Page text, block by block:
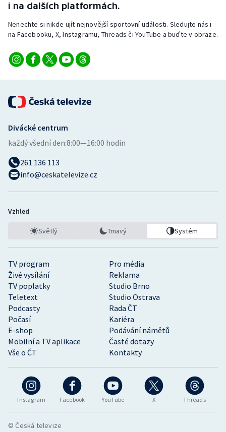
Triatlon
Veslování
Vodní slalom
Ostatní
i na dalších platformách.
Nenechte si nikde ujít nejnovější sportovní události. Sledujte nás i
na Facebooku, X, Instagramu, Threads či YouTube a buďte v obraze.
Instagram Facebook YouTube X Threads
TV program
Pro média
Živé vysílání
Reklama
TV poplatky
Studio Brno
Teletext
Studio Ostrava
Podcasty
Rada ČT
Počasí
Kariéra
E-shop
Podávání námětů
Mobilní a TV aplikace
Časté dotazy
Vše o ČT
Kontakty
Divácké centrum
každý všední den:8:00—16:00 hodin
261 136 113
info@ceskatelevize.cz
Vzhled
Světlý Tmavý Systém
© Česká televize